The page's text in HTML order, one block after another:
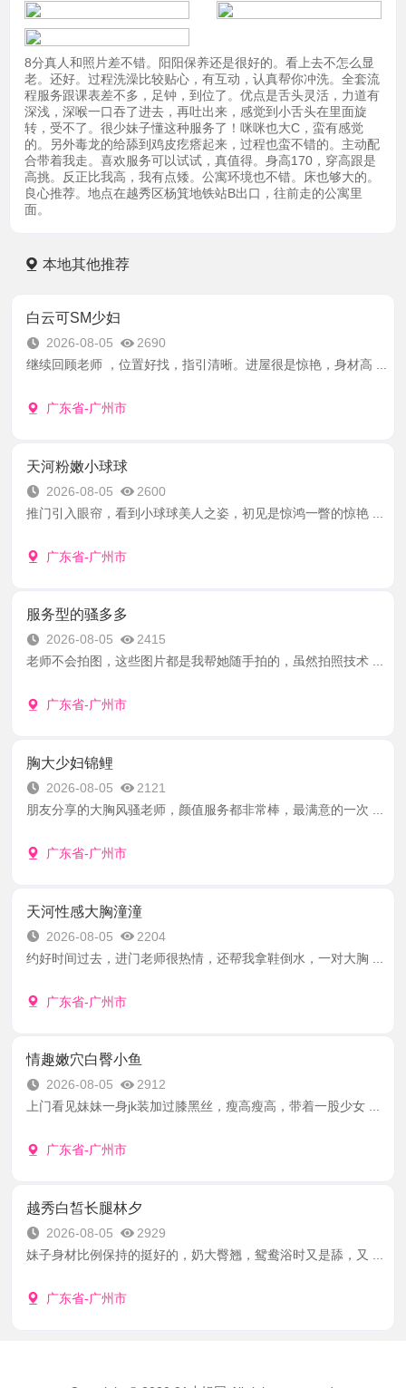
8分真人和照片差不错。阳阳保养还是很好的。看上去不怎么显
老。还好。过程洗澡比较贴心，有互动，认真帮你冲洗。全套流
程服务跟课表差不多，足钟，到位了。优点是舌头灵活，力道有
深浅，深喉一口吞了进去，再吐出来，感觉到小舌头在里面旋
转，受不了。很少妹子懂这种服务了！咪咪也大C，蛮有感觉
的。另外毒龙的给舔到鸡皮疙瘩起来，过程也蛮不错的。主动配
合带着我走。喜欢服务可以试试，真值得。身高170，穿高跟是
高挑。反正比我高，我有点矮。公寓环境也不错。床也够大的。
良心推荐。地点在越秀区杨箕地铁站B出口，往前走的公寓里
面。
本地其他推荐
白云可SM少妇
2026-08-05
2690
继续回顾老师 ，位置好找，指引清晰。进屋很是惊艳，身材高 ...
广东省-广州市
天河粉嫩小球球
2026-08-05
2600
推门引入眼帘，看到小球球美人之姿，初见是惊鸿一瞥的惊艳 ...
广东省-广州市
服务型的骚多多
2026-08-05
2415
老师不会拍图，这些图片都是我帮她随手拍的，虽然拍照技术 ...
广东省-广州市
胸大少妇锦鲤
2026-08-05
2121
朋友分享的大胸风骚老师，颜值服务都非常棒，最满意的一次 ...
广东省-广州市
天河性感大胸潼潼
2026-08-05
2204
约好时间过去，进门老师很热情，还帮我拿鞋倒水，一对大胸 ...
广东省-广州市
情趣嫩穴白臀小鱼
2026-08-05
2912
上门看见妹妹一身jk装加过膝黑丝，瘦高瘦高，带着一股少女 ...
广东省-广州市
越秀白皙长腿林夕
2026-08-05
2929
妹子身材比例保持的挺好的，奶大臀翘，鸳鸯浴时又是舔，又 ...
广东省-广州市